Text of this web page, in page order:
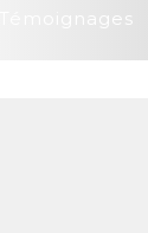
Témoignages